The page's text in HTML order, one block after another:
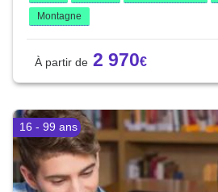
Montagne
2 970
16 - 99 ans